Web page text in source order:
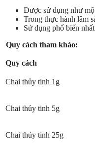
Được sử dụng như
Trong thực hành lâm
Sử dụng phổ biến
Quy cách tham khảo:
Quy cách
Chai thủy tinh 1g
Chai thủy tinh 5g
Chai thủy tinh 25g